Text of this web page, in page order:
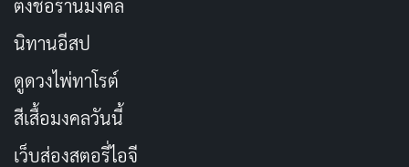
ปัญหาหลักของครึ่งหลังไม่ใช่การเปลี่ยนแนว แต่คือการ
เปลี่ยนแนวโดยที่ตัวละครเริ่มตัดสินใจแบบที่คนดูตามไม่ทัน
หลายเหตุการณ์เกิดขึ้นเพราะบทต้องการให้เกิด ไม่ใช่
เพราะมันเป็นธรรมชาติของตัวละครที่ถูกปูพื้นมา ความ
ตึงเครียดที่ควรจะมาแทนที่อารมณ์ดราม่ากลับกลายเป็น
ตั้งชื่อร้านมงคล
นิทานอีสป
ดูดวงไพ่ทาโรต์
สีเสื้อมงคลวันนี้
เว็บส่องสตอรี่ไอจี